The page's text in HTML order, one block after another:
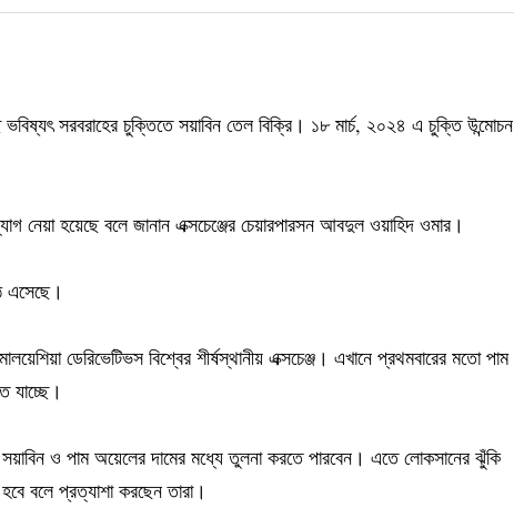
ভবিষ্যৎ সরবরাহের চুক্তিতে সয়াবিন তেল বিক্রি। ১৮ মার্চ, ২০২৪ এ চুক্তি উন্মোচন
নেয়া হয়েছে বলে জানান এক্সচেঞ্জের চেয়ারপারসন আবদুল ওয়াহিদ ওমার।
এসেছে।
ডেরিভেটিভস বিশ্বের শীর্ষস্থানীয় এক্সচেঞ্জ। এখানে প্রথমবারের মতো পাম
যাচ্ছে।
সয়াবিন ও পাম অয়েলের দামের মধ্যে তুলনা করতে পারবেন। এতে লোকসানের ঝুঁকি
বলে প্রত্যাশা করছেন তারা।